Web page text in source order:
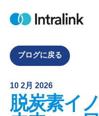
H
e
ブログに戻る
10 2月 2026
脱炭素イ